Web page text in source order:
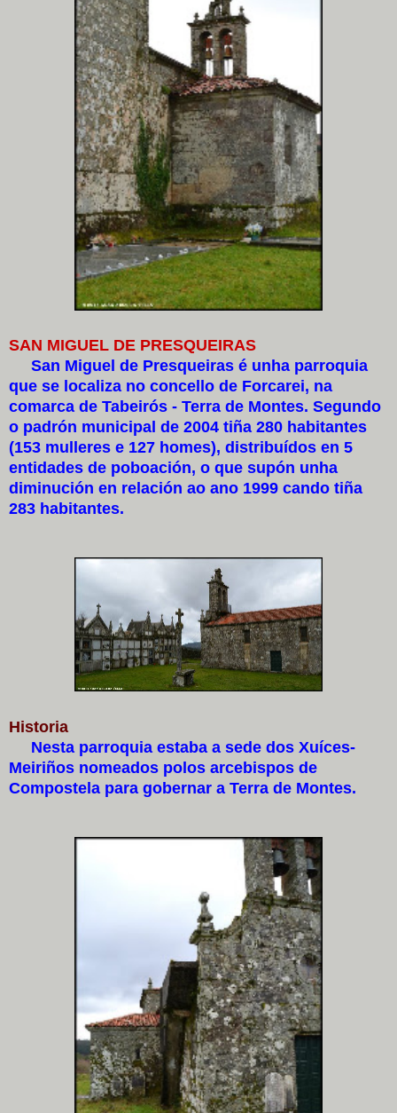
SAN MIGUEL DE PRESQUEIRAS
San Miguel de Presqueiras é unha parroquia
que se localiza no concello de Forcarei, na
comarca de Tabeirós - Terra de Montes. Segundo
o padrón municipal de 2004 tiña 280 habitantes
(153 mulleres e 127 homes), distribuídos en 5
entidades de poboación, o que supón unha
diminución en relación ao ano 1999 cando tiña
283 habitantes.
Historia
Nesta parroquia estaba a sede dos Xuíces-
Meiriños nomeados polos arcebispos de
Compostela para gobernar a Terra de Montes.